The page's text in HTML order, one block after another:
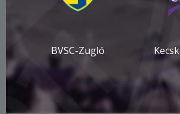
BVSC-Zugló